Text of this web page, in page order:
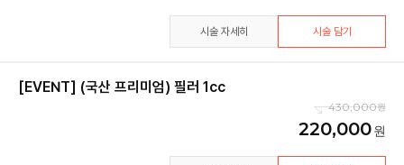
시술 자세히 시술 담기
[EVENT] (국산 프리미엄) 필러 1cc
430,000
220,000